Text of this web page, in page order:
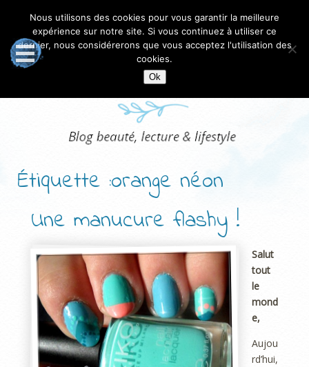
Étiquette :orange néon
Une manucure flashy !
Salut
tout
le
mond
e,
Aujou
rd’hui,
Nous utilisons des cookies pour vous garantir la meilleure
expérience sur notre site. Si vous continuez à utiliser ce
dernier, nous considérerons que vous acceptez l'utilisation des
cookies.
Ok